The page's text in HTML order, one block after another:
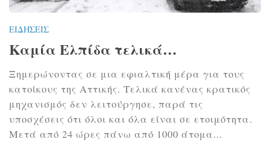
ΕΙΔΉΣΕΙΣ
Καμία Ελπίδα τελικά…
Ξημερώνοντας σε μια εφιαλτική μέρα για τους
κατοίκους της Αττικής. Τελικά κανένας κρατικός
μηχανισμός δεν λειτούργησε, παρά τις
υποσχέσεις ότι όλοι και όλα είναι σε ετοιμότητα.
Μετά από 24 ώρες πάνω από 1000 άτομα...